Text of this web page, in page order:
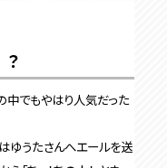
でもやはり人気だった
ゆうたさんへエールを送